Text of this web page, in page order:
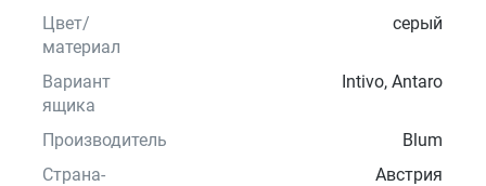
Цвет/
материал
серый
Вариант
ящика
Intivo, Antaro
Производитель
Blum
Страна-
Австрия